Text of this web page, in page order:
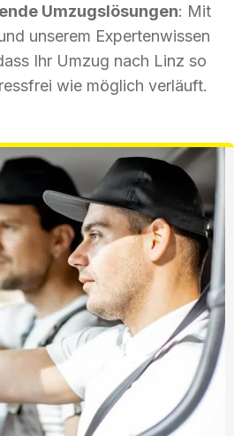
Umzugslösungen: Mit
unserem Expertenwissen
Ihr Umzug nach Linz so
wie möglich verläuft.